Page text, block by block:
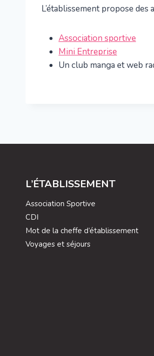
L’établissement propose
Association sportive
Mini Entreprise
Un club manga et web
L’ÉTABLISSEMENT
Association Sportive
CDI
Mot de la cheffe d’établissement
Voyages et séjours